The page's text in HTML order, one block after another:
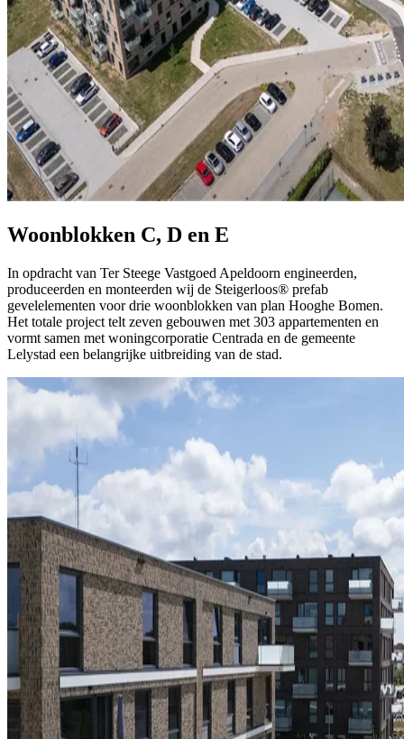
Woonblokken C, D en E
In opdracht van Ter Steege Vastgoed Apeldoorn engineerden,
produceerden en monteerden wij de Steigerloos® prefab
gevelelementen voor drie woonblokken van plan Hooghe Bomen.
Het totale project telt zeven gebouwen met 303 appartementen en
vormt samen met woningcorporatie Centrada en de gemeente
Lelystad een belangrijke uitbreiding van de stad.